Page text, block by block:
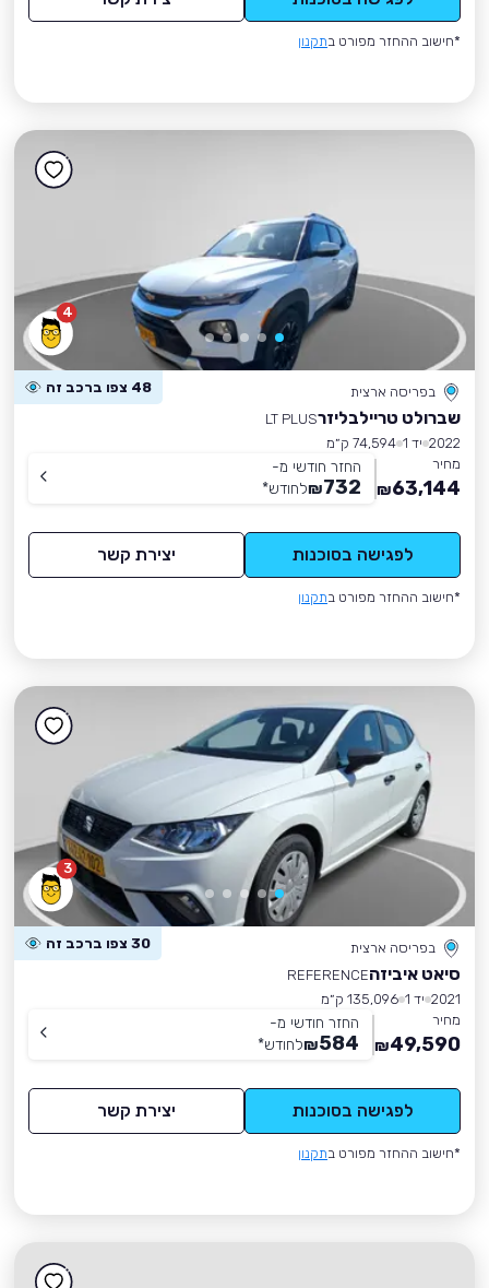
*חישוב ההחזר מפורט בתקנון
4
בפריסה ארצית 48 צפו ברכב זה
שברולט טריילבליזרLT PLUS
2022 יד 1
74,594 ק״מ
מחיר
63,144
₪
החזר חודשי מ-
732
₪לחודש*
לפגישה בסוכנות יצירת קשר
*חישוב ההחזר מפורט בתקנון
3
בפריסה ארצית 30 צפו ברכב זה
סיאט איביזהREFERENCE
2021 יד 1
135,096 ק״מ
מחיר
49,590
₪
החזר חודשי מ-
584
₪לחודש*
לפגישה בסוכנות יצירת קשר
*חישוב ההחזר מפורט בתקנון